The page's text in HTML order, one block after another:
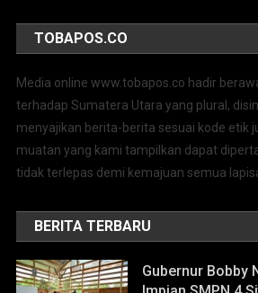
TOBAPOS.CO
Media online www.tobapos.co hadir
terhadap Sumatera Utara yang plural,
menyajikan berita-berita sesuai kode etik
muatan yang kami tampilkan dapat
tidak terlepas demi kemajuan semua
BERITA TERBARU
Gubernur Bobby